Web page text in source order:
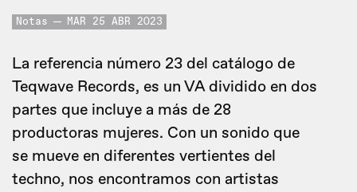
Notas MAR 25 ABR 2023
La referencia número 23 del catálogo de
Teqwave Records, es un VA dividido en dos
partes que incluye a más de 28
productoras mujeres. Con un sonido que
se mueve en diferentes vertientes del
techno, nos encontramos con artistas